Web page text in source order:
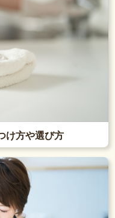
け方や選び方